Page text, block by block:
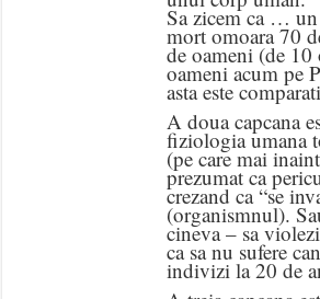
Sa zicem ca …
mort omoara 70
de oameni (de 10
oameni acum pe
asta este
A doua capcana
fiziologia umana
(pe care mai
prezumat ca
crezand ca “se
(organismnul).
cineva – sa
ca sa nu sufere
indivizi la 20 de